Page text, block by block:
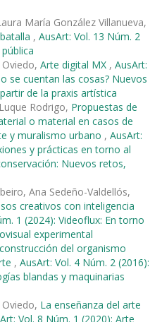
María González Villanueva,
, AusArt: Vol. 13 Núm. 2
Arte digital MX , AusArt:
se cuentan las cosas? Nuevos
de la praxis artística
Rodrigo, Propuestas de
o material en casos de
y muralismo urbano , AusArt:
y prácticas en torno al
Nuevos retos,
Ana Sedeño-Valdellós,
creativos con inteligencia
1 (2024): Videoflux: En torno
experimental
del organismo
, AusArt: Vol. 4 Núm. 2 (2016):
blandas y maquinarias
La enseñanza del arte
Vol. 8 Núm. 1 (2020): Arte